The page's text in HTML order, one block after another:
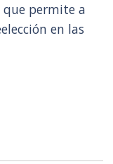
que permite a
en las